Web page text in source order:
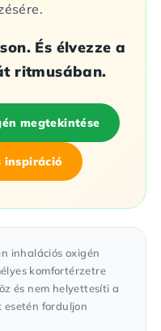
És élvezze a
ritmusában.
megtekintése
inspiráció
inhalációs oxigén
komfortérzetre
és nem helyettesíti a
esetén forduljon